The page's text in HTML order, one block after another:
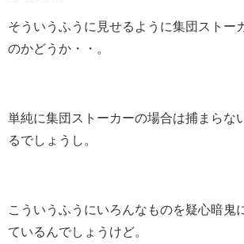
そういうふうに見せるように集団ストー
のかどうか・・。
単純に集団ストーカーの場合は捕まらな
るでしょうし。
こういうふうにいろんなものを疑心暗鬼
ているんでしょうけど。